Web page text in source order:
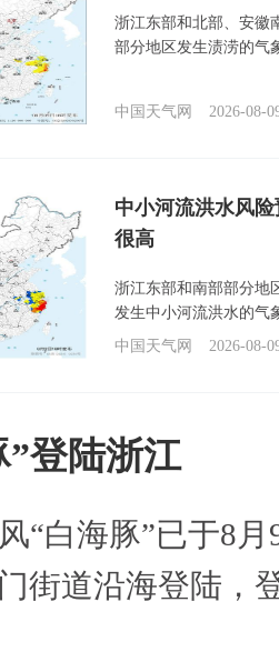
浙江东部和北部、安徽
部分地区发生渍涝的气
中国天气网 2026-08-
中小河流洪水风
很高
浙江东部和南部部分地
发生中小河流洪水的气
中国天气网
2026-08-
”登陆浙江
“白海豚”已于8
街道沿海登陆，